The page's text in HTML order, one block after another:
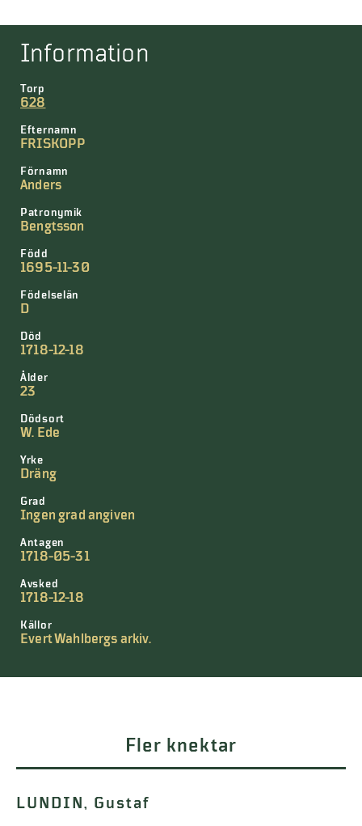
Information
Torp
628
Efternamn
FRISKOPP
Förnamn
Anders
Patronymik
Bengtsson
Född
1695-11-30
Födelselän
D
Död
1718-12-18
Ålder
23
Dödsort
W. Ede
Yrke
Dräng
Grad
Ingen grad angiven
Antagen
1718-05-31
Avsked
1718-12-18
Källor
Evert Wahlbergs arkiv.
Fler knektar
LUNDIN, Gustaf